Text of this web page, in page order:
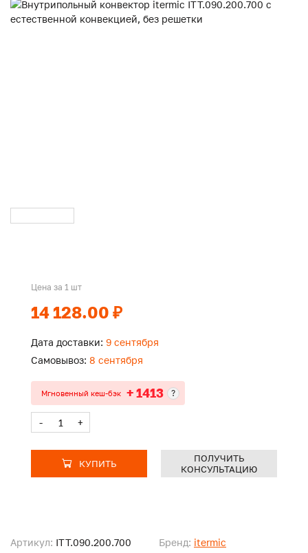
Артикул: ITT.090.200.700 Бренд: itermic
Цена за 1 шт
14 128.00 ₽
Дата доставки: 9 сентября
Самовывоз: 8 сентября
Мгновенный кеш-бэк + 1413 ?
- +
КУПИТЬ
ПОЛУЧИТЬ
КОНСУЛЬТАЦИЮ